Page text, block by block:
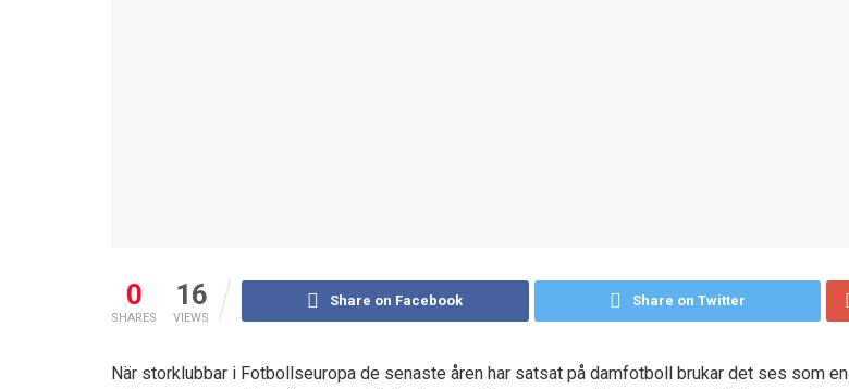
0
SHARES
16
VIEWS
Share on Facebook Share on Twitter
När storklubbar i Fotbollseuropa de senaste åren har satsat på damfotboll brukar det ses som en